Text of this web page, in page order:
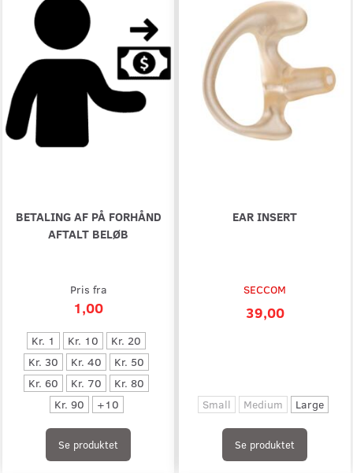
BETALING AF PÅ FORHÅND
AFTALT BELØB
Pris fra
1,00
Kr. 1 Kr. 10
Kr. 20
Kr. 30
Kr. 40
Kr. 50
Kr. 60
Kr. 70
Kr. 80
Kr. 90
+10
Se produktet
EAR INSERT
SECCOM
39,00
Small Medium Large
Se produktet